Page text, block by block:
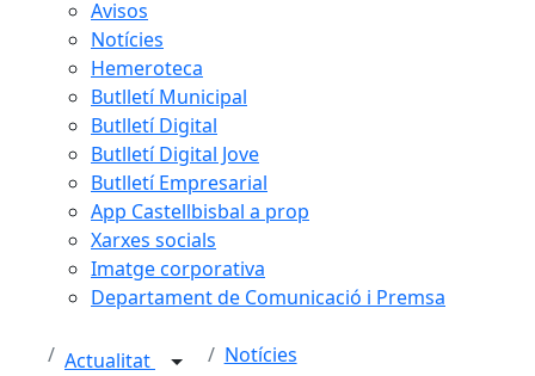
Avisos
Notícies
Hemeroteca
Butlletí Municipal
Butlletí Digital
Butlletí Digital Jove
Butlletí Empresarial
App Castellbisbal a prop
Xarxes socials
Imatge corporativa
Departament de Comunicació i Premsa
Actualitat Notícies